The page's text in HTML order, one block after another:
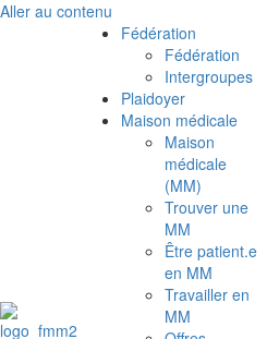
Aller au contenu
Fédération
Fédération
Intergroupes
Plaidoyer
Maison médicale
Maison
médicale
(MM)
Trouver une
MM
Être patient.e
en MM
Travailler en
MM